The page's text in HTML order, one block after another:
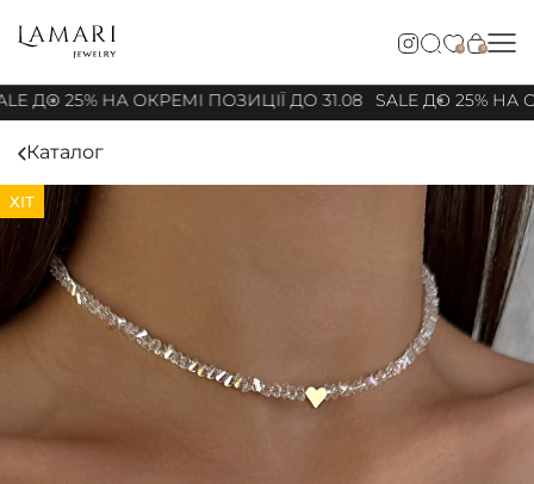
0 0
ДО 25% НА ОКРЕМІ ПОЗИЦІЇ ДО 31.08 SALE ДО 25% НА
Каталог
ХІТ